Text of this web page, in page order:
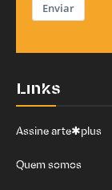
Enviar
Links
Assine arte✱plus
Quem somos